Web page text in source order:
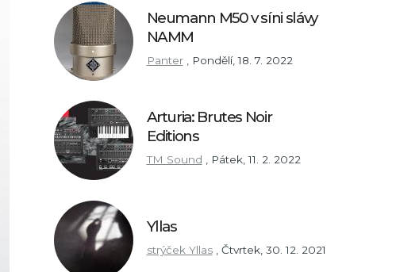
Neumann M50 v síni slávy
NAMM
Panter Pondělí, 18. 7. 2022
Arturia: Brutes Noir
Editions
TM Sound , Pátek, 11. 2. 2022
Yllas
strýček Yllas Čtvrtek, 30. 12. 2021